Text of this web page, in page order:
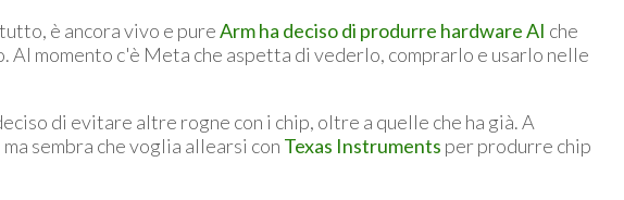
è ancora vivo e pureArm ha deciso di produrre hardware AI che
Al momento c'è Meta che aspetta di vederlo, comprarlo e usarlo nelle
di evitare altre rogne con i chip, oltre a quelle che ha già. A
sembra che voglia allearsi con Texas Instruments per produrre chip